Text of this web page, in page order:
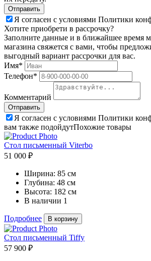
Я согласен с условиями Политики
Хотите приобрети в рассрочку?
Заполните данные и в ближайшее время
магазина свяжется с вами, чтобы
выгодный вариант рассрочки для вас.
Имя*
Телефон*
Комментарий
Я согласен с условиями Политики
вам также подойдутПохожие товары
Стол письменный Viterbo
51 000 ₽
Ширина: 85 см
Глубина: 48 см
Высота: 182 см
В наличии 1
Подробнее В корзину
Стол письменный Tiffy
57 900 ₽